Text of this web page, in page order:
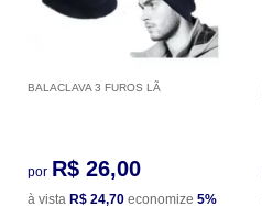
BALACLAVA 3 FUROS LÃ
por R$ 26,00
à vista R$ 24,70 economize 5%